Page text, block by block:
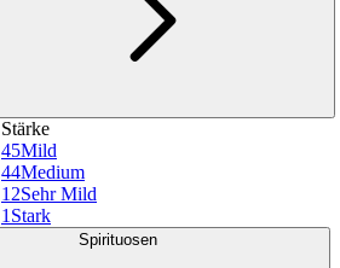
Stärke
45Mild
44Medium
12Sehr Mild
1 Stark
Spirituosen